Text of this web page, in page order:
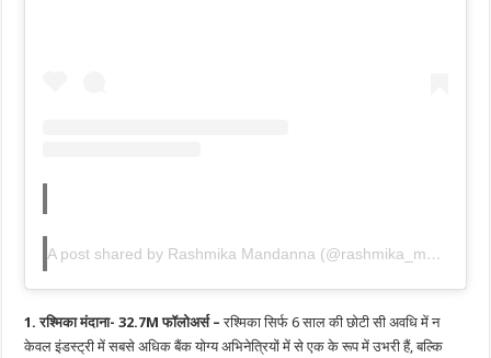
A post shared by Rashmika Mandanna (@rashmika_mandanna)
1. रश्मिका मंदाना- 32.7M फॉलोअर्स –रश्मिका सिर्फ 6 साल की छोटी सी अवधि में न
केवल इंडस्ट्री में सबसे अधिक बैंक योग्य अभिनेत्रियों में से एक के रूप में उभरी हैं, बल्कि